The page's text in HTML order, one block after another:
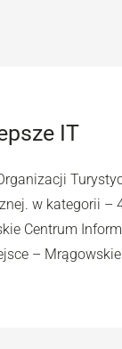
IT
w kategorii –
Centrum
–